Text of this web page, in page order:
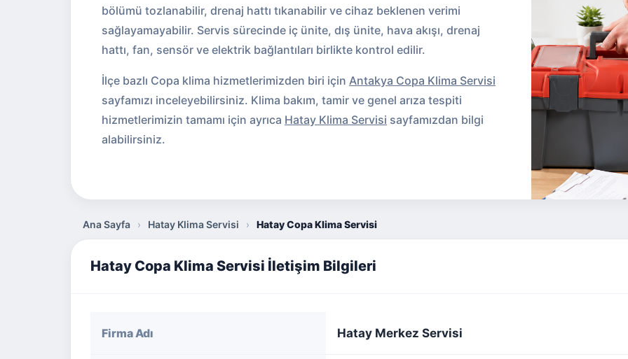
bölümü tozlanabilir, drenaj hattı tıkanabilir ve cihaz beklenen verimi
sağlayamayabilir. Servis sürecinde iç ünite, dış ünite, hava akışı, drenaj
hattı, fan, sensör ve elektrik bağlantıları birlikte kontrol edilir.
İlçe bazlı Copa klima hizmetlerimizden biri için Antakya Copa Klima Servisi
sayfamızı inceleyebilirsiniz. Klima bakım, tamir ve genel arıza tespiti
hizmetlerimizin tamamı için ayrıca Hatay Klima Servisi sayfamızdan bilgi
alabilirsiniz.
Ana Sayfa › Hatay Klima Servisi › Hatay Copa Klima Servisi
Hatay Copa Klima Servisi İletişim Bilgileri
Firma Adı Hatay Merkez Servisi